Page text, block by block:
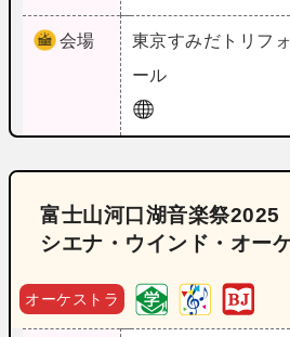
会場 東京すみだトリフ
ール
富士山河口湖音楽祭2025
シエナ・ウインド・オー
オーケストラ